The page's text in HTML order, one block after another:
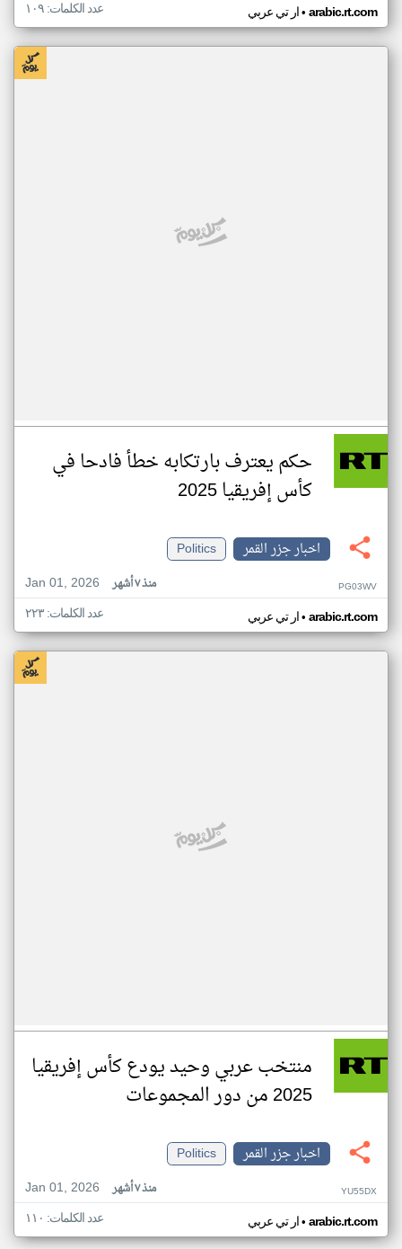
ار تي عربي• arabic.rt.com عدد الكلمات: ١٠٩
حكم يعترف بارتكابه خطأ فادحا في
كأس إفريقيا 2025
اخبار جزر القمر
Politics
Jan 01, 2026
منذ ٧ أشهر PG03WV
ار تي عربي• arabic.rt.com عدد الكلمات: ٢٢٣
منتخب عربي وحيد يودع كأس إفريقيا
2025 من دور المجموعات
اخبار جزر القمر
Politics
Jan 01, 2026
منذ ٧ أشهر YU55DX
ار تي عربي• arabic.rt.com عدد الكلمات: ١١٠